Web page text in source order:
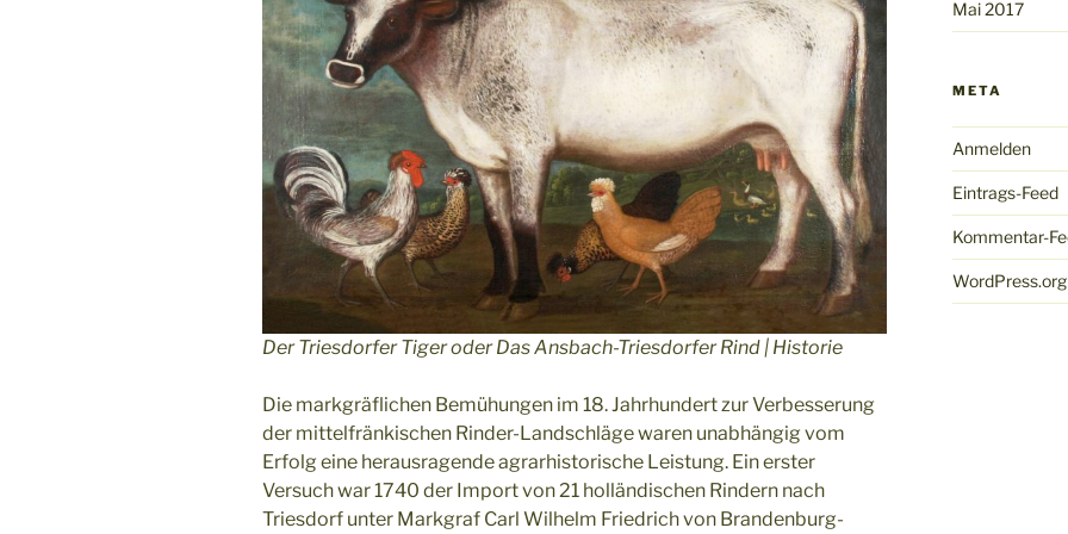
Der Triesdorfer Tiger oder Das Ansbach-Triesdorfer Rind | Historie
Die markgräflichen Bemühungen im 18. Jahrhundert zur Verbesserung
der mittelfränkischen Rinder-Landschläge waren unabhängig vom
Erfolg eine herausragende agrarhistorische Leistung. Ein erster
Versuch war 1740 der Import von 21 holländischen Rindern nach
Triesdorf unter Markgraf Carl Wilhelm Friedrich von Brandenburg-
Mai 2017
META
Anmelden
Eintrags-Feed
Kommentar-
WordPress.org